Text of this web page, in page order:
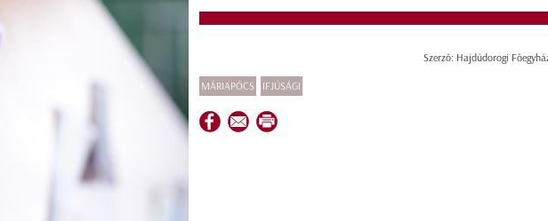
Szerző: Hajdúdorogi
MÁRIAPÓCS IFJÚSÁGI